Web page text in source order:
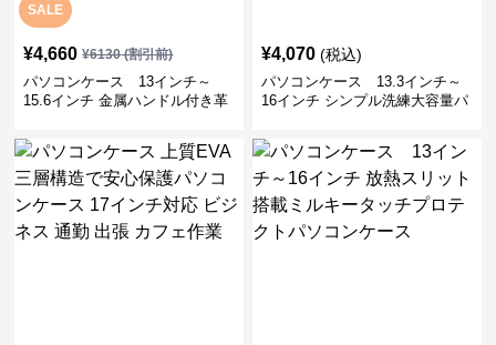
SALE
¥4,660 ¥6130(割引前)
パソコンケース 13インチ～
15.6インチ 金属ハンドル付き革
ビジネス 通勤 商談
¥4,070 (税込)
パソコンケース 13.3インチ～
16インチ シンプル洗練大容量パ
張